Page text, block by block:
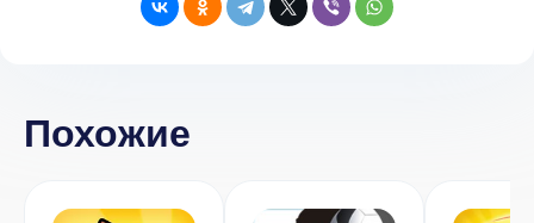
Похожие